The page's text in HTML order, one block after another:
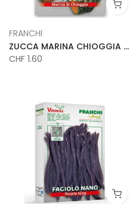
FRANCHI
ZUCCA MARINA CHIOGGIA VX
CHF 1.60